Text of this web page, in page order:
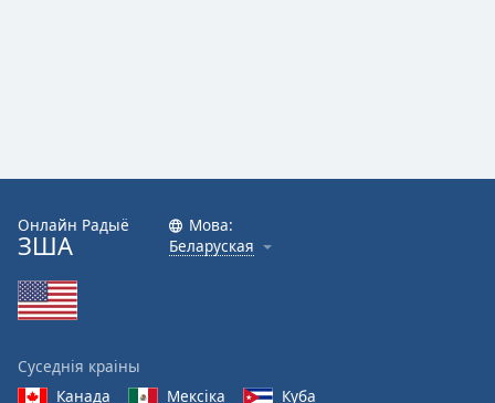
Done
Close
Modal
End
window.
Онлайн Радыё
ЗША
Мова:
Беларуская
Суседнія краіны
Канада
Мексіка
Куба